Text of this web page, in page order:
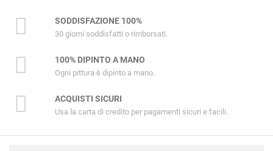
SODDISFAZIONE 100%
30 giorni soddisfatti o rimborsati.
100% DIPINTO A MANO
Ogni pittura è dipinto a mano.
ACQUISTI SICURI
Usa la carta di credito per pagamenti sicuri e facili.